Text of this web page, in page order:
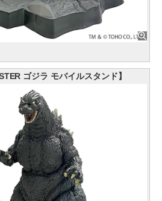
ゴジラ モバイルスタンド】